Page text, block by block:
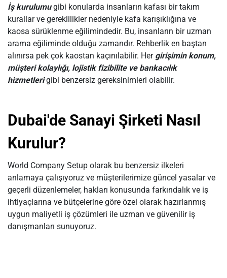
İş kurulumugibi konularda insanların kafası bir takım
kurallar ve gereklilikler nedeniyle kafa karışıklığına ve
kaosa sürüklenme eğilimindedir. Bu, insanların bir uzman
arama eğiliminde olduğu zamandır. Rehberlik en baştan
alınırsa pek çok kaostan kaçınılabilir. Her girişimin konum,
müşteri kolaylığı, lojistik fizibilite ve bankacılık
hizmetleri gibi benzersiz gereksinimleri olabilir.
Dubai'de Sanayi Şirketi Nasıl
Kurulur?
World Company Setup olarak bu benzersiz ilkeleri
anlamaya çalışıyoruz ve müşterilerimize güncel yasalar ve
geçerli düzenlemeler, hakları konusunda farkındalık ve iş
ihtiyaçlarına ve bütçelerine göre özel olarak hazırlanmış
uygun maliyetli iş çözümleri ile uzman ve güvenilir iş
danışmanları sunuyoruz.